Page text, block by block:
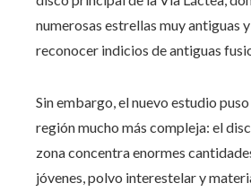
numerosas estrellas muy antiguas
reconocer indicios de antiguas
Sin embargo, el nuevo estudio
región mucho más compleja: el
zona concentra enormes
jóvenes, polvo interestelar y